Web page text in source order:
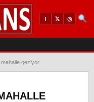
f 𝕏 ◎
geziyor